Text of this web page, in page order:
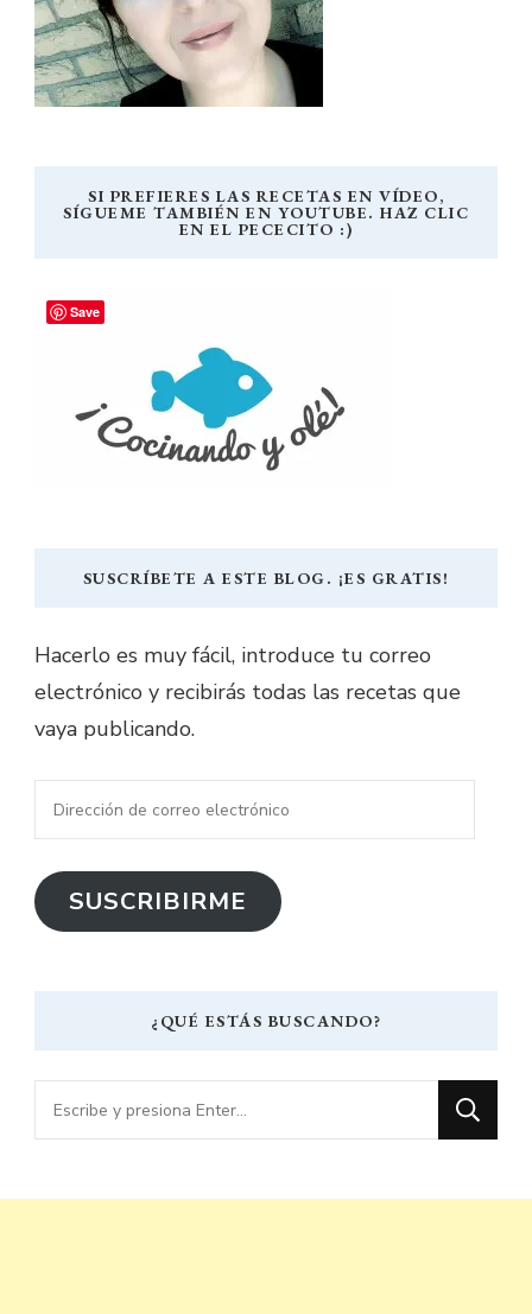
SI PREFIERES LAS RECETAS EN VÍDEO,
SÍGUEME TAMBIÉN EN YOUTUBE. HAZ CLIC
EN EL PECECITO :)
SUSCRÍBETE A ESTE BLOG. ¡ES GRATIS!
Hacerlo es muy fácil, introduce tu correo
electrónico y recibirás todas las recetas que
vaya publicando.
Dirección
de
correo
electrónico
SUSCRIBIRME
¿QUÉ ESTÁS BUSCANDO?
¿Buscas
algo?
Save